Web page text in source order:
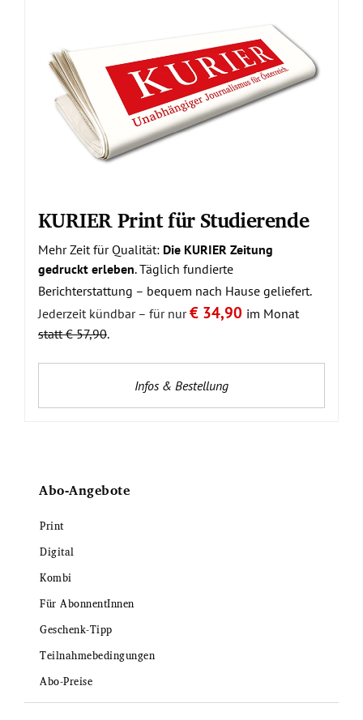
KURIER Print für Studierende
Mehr Zeit für Qualität: Die KURIER Zeitung
gedruckt erleben. Täglich fundierte
Berichterstattung – bequem nach Hause geliefert.
Jederzeit kündbar – für nur€ 34,90 im Monat
statt € 57,90.
Infos & Bestellung
Abo-Angebote
Print
Digital
Kombi
Für AbonnentInnen
Geschenk-Tipp
Teilnahmebedingungen
Abo-Preise